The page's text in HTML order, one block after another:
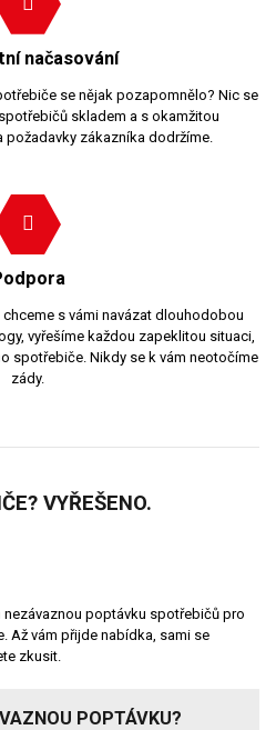
načasování
se nějak pozapomnělo? Nic se
skladem a s okamžitou
zákazníka dodržíme.
s vámi navázat dlouhodobou
vyřešíme každou zapeklitou situaci,
spotřebiče. Nikdy se k vám neotočíme
zády.
VYŘEŠENO.
nezávaznou poptávku spotřebičů pro
Až vám přijde nabídka, sami se
zkusit.
POPTÁVKU?